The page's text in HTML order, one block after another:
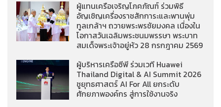
ผู้แทนเครือเจริญโภคภัณฑ์ ร่วมพิธี
อัญเชิญเครื่องราชสักการะและพานพุ่ม
ทูลเกล้าฯ ถวายพระพรชัยมงคล เนื่องใน
โอกาสวันเฉลิมพระชนมพรรษา พระบาท
สมเด็จพระเจ้าอยู่หัว 28 กรกฎาคม 2569
ผู้บริหารเครือซีพี ร่วมเวที Huawei
Thailand Digital & AI Summit 2026
ชูยุทธศาสตร์ AI For All ยกระดับ
ศักยภาพองค์กร สู่การใช้งานจริง